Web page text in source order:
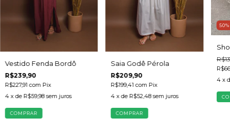
Vestido Fenda Bordô
R$239,90
R$227,91com Pix
4 x de R$59,98 sem juros
COMPRAR
Saia Godê Pérola
R$209,90
R$199,41com Pix
4 x de R$52,48 sem juros
COMPRAR
50
4 x